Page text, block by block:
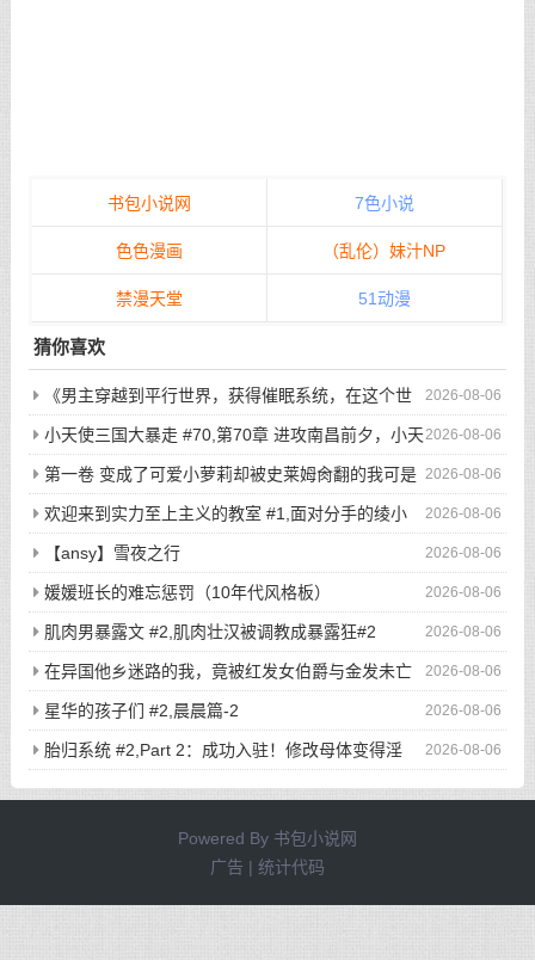
书包小说网 7色小说
色色漫画 （乱伦）妹汁NP
禁漫天堂 51动漫
猜你喜欢
2026-08-06
《男主穿越到平行世界，获得催眠系统，在这个世
界当中，所有人都听从小天的安排...》/哪怕男主在街上闲逛，
选好目标后，直接敲门，开始玩弄户主的老婆与女儿...
2026-08-06
小天使三国大暴走 #70,第70章 进攻南昌前夕，小天
使二次元写真集显魅力
2026-08-06
第一卷 变成了可爱小萝莉却被史莱姆肏翻的我可是
看了亿万本小黄书的老司机啊！ #7,渴望被肏翻的我居然只是个
小萝莉
2026-08-06
欢迎来到实力至上主义的教室 #1,面对分手的绫小
路，轻井泽的最后请求是
2026-08-06
【ansy】雪夜之行
2026-08-06
媛媛班长的难忘惩罚（10年代风格板）
2026-08-06
肌肉男暴露文 #2,肌肉壮汉被调教成暴露狂#2
2026-08-06
在异国他乡迷路的我，竟被红发女伯爵与金发未亡
人争夺？ #5,【连载其五】在异国他乡迷路的我，竟被红发女伯
爵与金发未亡人争夺？
2026-08-06
星华的孩子们 #2,晨晨篇-2
2026-08-06
胎归系统 #2,Part 2：成功入驻！修改母体变得淫
荡，把她彻底调教成稍微胎动一下就会流水的色情大母猪！
Powered By 书包小说网
广告 | 统计代码